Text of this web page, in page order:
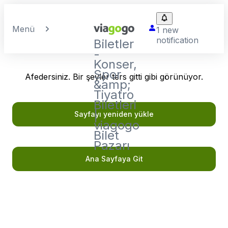
Menü
Biletler
-
Konser,
Spor
&amp;
Tiyatro
Biletleri
|
viagogo
Bilet
Pazarı
1 new
notification
Afedersiniz. Bir şeyler ters gitti gibi görünüyor.
Sayfayı yeniden yükle
Ana Sayfaya Git